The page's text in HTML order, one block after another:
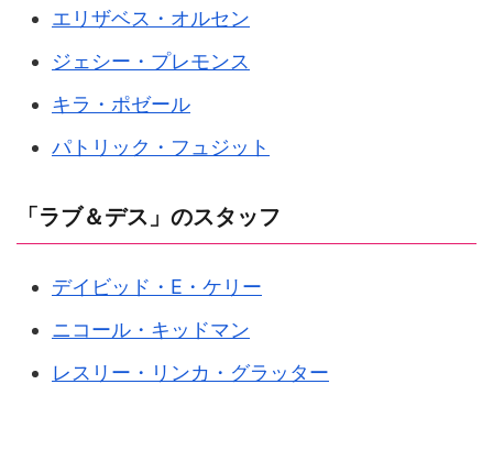
エリザベス・オルセン
ジェシー・プレモンス
キラ・ポゼール
パトリック・フュジット
「ラブ＆デス」のスタッフ
デイビッド・E・ケリー
ニコール・キッドマン
レスリー・リンカ・グラッター